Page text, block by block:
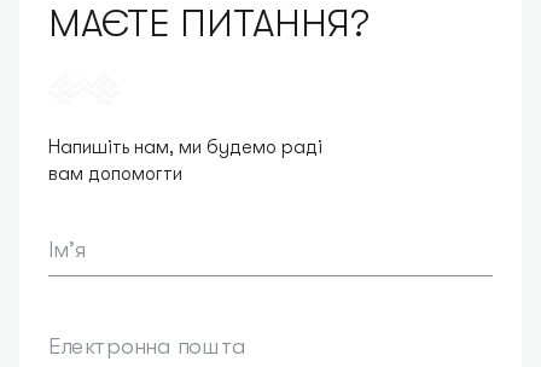
МАЄТЕ ПИТАННЯ?
Напишіть нам, ми будемо раді
вам допомогти
Ім’я
Електронна пошта